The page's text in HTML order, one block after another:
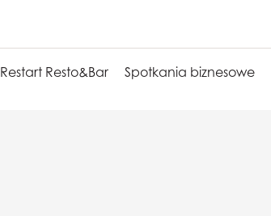
Restart Resto&Bar Spotkania biznesowe